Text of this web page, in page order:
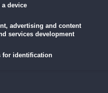
Windows Vista "Fortsetzen").
device
advertising and content
services development
for identification
and fix errors